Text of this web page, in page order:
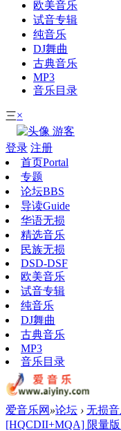
欧美音乐
试音专辑
纯音乐
DJ舞曲
古典音乐
MP3
音乐目录
三×
游客
登录 注册
首页Portal
专题
论坛BBS
导读Guide
华语无损
精选音乐
民族无损
DSD-DSF
欧美音乐
试音专辑
纯音乐
DJ舞曲
古典音乐
MP3
音乐目录
爱音乐网 »论坛 › 无损
[HQCDII+MQA] 限量版